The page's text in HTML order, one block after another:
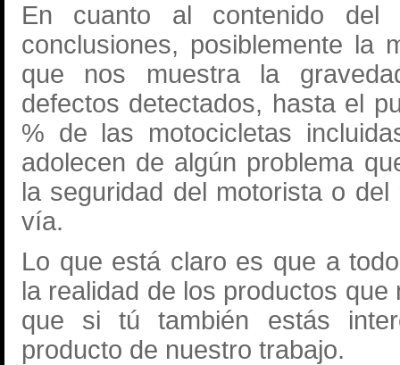
En cuanto al contenido del
conclusiones, posiblemente la
que nos muestra la
defectos detectados, hasta el
% de las motocicletas
adolecen de algún problema
la seguridad del motorista o
vía.
Lo que está claro es que a
la realidad de los productos
que si tú también estás
producto de nuestro trabajo.